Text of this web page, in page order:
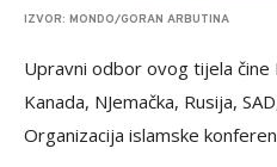
IZVOR: MONDO/GORAN ARBUTINA
Upravni odbor ovog tijela čine
Kanada, NJemačka, Rusija,
Organizacija islamske